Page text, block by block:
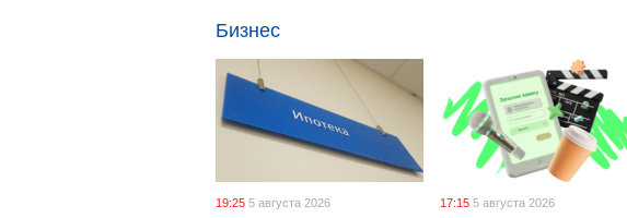
Бизнес
19:25 5 августа 2026 17:15 5 августа 2026